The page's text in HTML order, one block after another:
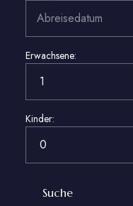
Erwachsene:
Kinder: